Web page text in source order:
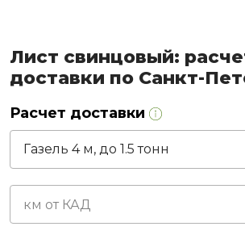
Лист свинцовый:
доставки по Санкт-
Расчет доставки